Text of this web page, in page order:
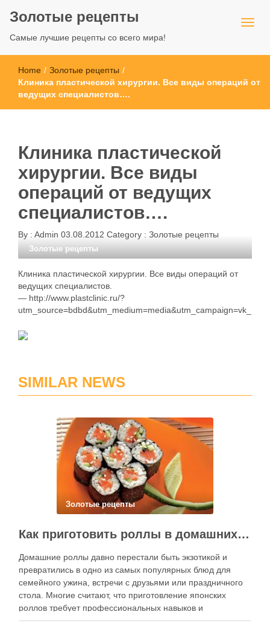
Золотые рецепты
Самые лучшие рецепты со всего мира!
Home / Золотые рецепты /
Клиника пластической хирургии. Все виды операций от
ведущих специалистов….
Клиника пластической
хирургии. Все виды
операций от ведущих
специалистов….
By : Admin 03.08.2012 Category : Золотые рецепты
Золотые рецепты
Клиника пластической хирургии. Все виды операций от
ведущих специалистов.
— http://www.plastclinic.ru/?
utm_source=bdbd&utm_medium=media&utm_campaign=vk_1
SIMILAR NEWS
Золотые рецепты
Как приготовить роллы в домашних условиях?
Домашние роллы давно перестали быть экзотикой и
превратились в одно из самых популярных блюд для
семейного ужина, встречи с друзьями или праздничного
стола. Многие считают, что приготовление японских
роллов требует профессиональных навыков и
специального оборудования, однако на практике сделать